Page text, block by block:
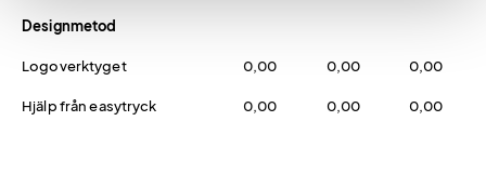
Designmetod
Logoverktyget 0,00 0,00 0,00
Hjälp från easytryck 0,00 0,00 0,00